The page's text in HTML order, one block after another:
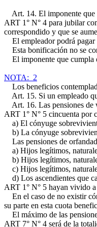
Art. 14. El imponente que
ART 1° N° 4 para jubilar
correspondido y que se
El empleador podrá pagar
Esta bonificación no se
El imponente que cumpla
NOTA: 2
Los beneficios
Art. 15. Si un empleado
Art. 16. Las pensiones de
ART 1° N° 5 cincuenta por
a) El cónyuge
b) La cónyuge
Las pensiones de
a) Hijos legítimos,
b) Hijos legítimos,
c) Hijos legítimos,
d) Los ascendientes que
ART 1° N° 5 hayan vivido a
En el caso de no existir
su parte en esta cuota
El máximo de las
ART 7° N° 4 será de la